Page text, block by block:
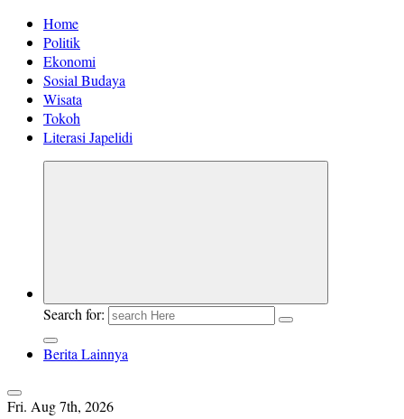
Home
Politik
Ekonomi
Sosial Budaya
Wisata
Tokoh
Literasi Japelidi
Search for:
Berita Lainnya
Fri. Aug 7th, 2026